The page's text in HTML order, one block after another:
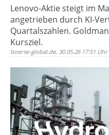
Lenovo-Aktie steigt im
angetrieben durch KI-
Quartalszahlen.
Kursziel.
boerse-global.de, 30.05.26 17:51 Uhr